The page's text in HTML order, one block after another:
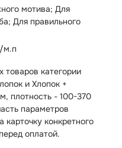
мотива; Для
Для правильного
м.п
товаров категории
и Хлопок +
плотность - 100-370
параметров
карточку конкретного
оплатой.